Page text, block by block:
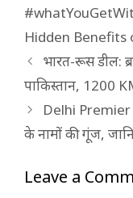
Hidden Benefits
भारत-रूस डील:
पाकिस्तान, 1200
Delhi
के नामों की गूंज,
Leave a